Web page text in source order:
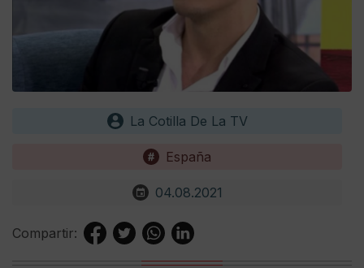
La Cotilla De La TV
España
04.08.2021
Compartir: